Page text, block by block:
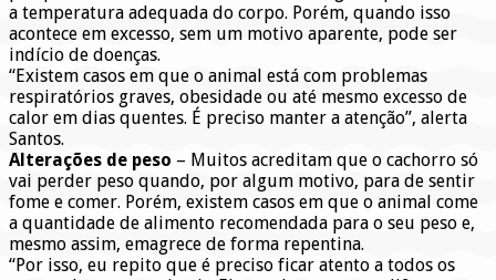
a temperatura adequada do corpo. Porém, quando isso
acontece em excesso, sem um motivo aparente, pode ser
indício de doenças.
“Existem casos em que o animal está com problemas
respiratórios graves, obesidade ou até mesmo excesso de
calor em dias quentes. É preciso manter a atenção”, alerta
Santos.
Alterações de peso – Muitos acreditam que o cachorro só
vai perder peso quando, por algum motivo, para de sentir
fome e comer. Porém, existem casos em que o animal come
a quantidade de alimento recomendada para o seu peso e,
mesmo assim, emagrece de forma repentina.
“Por isso, eu repito que é preciso ficar atento a todos os